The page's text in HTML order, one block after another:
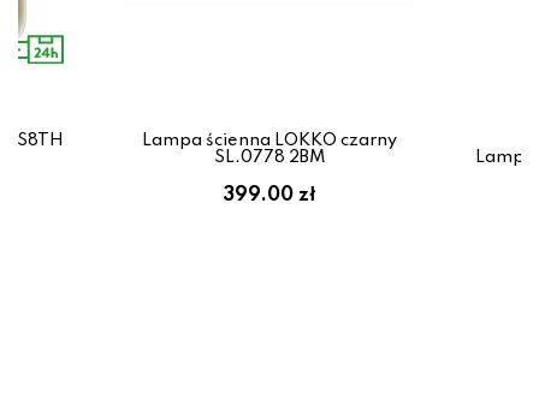
S8TH
Lampa ścienna LOKKO czarny
SL.0778 2BM
399.00 zł
Lampa